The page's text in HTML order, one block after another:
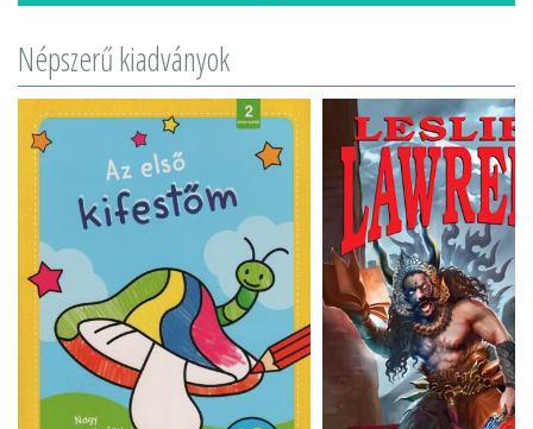
Népszerű kiadványok